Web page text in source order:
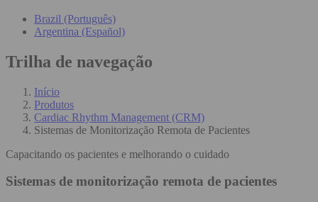
Brazil (Português)
Argentina (Español)
Trilha de navegação
Início
Produtos
Cardiac Rhythm Management (CRM)
Sistemas de Monitorização Remota de Pacientes
Capacitando os pacientes e melhorando o cuidado
Sistemas de monitorização remota de pacientes